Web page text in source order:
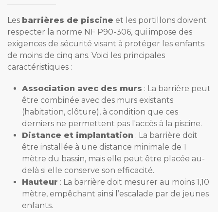
Les barrières de piscine et les portillons doivent
respecter la norme NF P90-306, qui impose des
exigences de sécurité visant à protéger les enfants
de moins de cinq ans. Voici les principales
caractéristiques :
Association avec des murs : La barrière peut
être combinée avec des murs existants
(habitation, clôture), à condition que ces
derniers ne permettent pas l'accès à la piscine.
Distance et implantation : La barrière doit
être installée à une distance minimale de 1
mètre du bassin, mais elle peut être placée au-
delà si elle conserve son efficacité.
Hauteur : La barrière doit mesurer au moins 1,10
mètre, empêchant ainsi l’escalade par de jeunes
enfants.